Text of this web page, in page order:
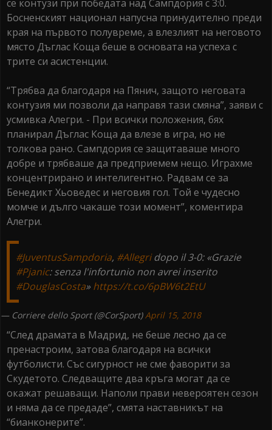
се контузи при победата над Сампдория с 3:0.
Босненският национал напусна принудително преди
края на първото полувреме, а влезлият на неговото
място Дъглас Коща беше в основата на успеха с
трите си асистенции.
“Трябва да благодаря на Пянич, защото неговата
контузия ми позволи да направя тази смяна”, заяви с
усмивка Алегри. - При всички положения, бях
планирал Дъглас Коща да влезе в игра, но не
толкова рано. Сампдория се защитаваше много
добре и трябваше да предприемем нещо. Играхме
концентрирано и интелигентно. Радвам се за
Бенедикт Хьоведес и неговия гол. Той е чудесно
момче и дълго чакаше този момент”, коментира
Алегри.
#JuventusSampdoria, #Allegridopo il 3-0: «Grazie
#Pjanic: senza l'infortunio non avrei inserito
#DouglasCosta»https://t.co/6pBW6t2EtU
— Corriere dello Sport (@CorSport)April 15, 2018
“След драмата в Мадрид, не беше лесно да се
пренастроим, затова благодаря на всички
футболисти. Със сигурност не сме фаворити за
Скудетото. Следващите два кръга могат да се
окажат решаващи. Наполи прави невероятен сезон
и няма да се предаде”, смята наставникът на
“бианконерите”.